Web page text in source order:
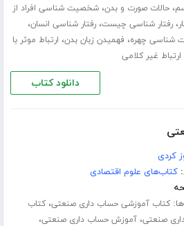
،حالات صورت و بدن،شخصیت شناسی افراد از
،رفتار شناسی چیست،رفتار شناسی انسان،
شناسی چهره، فهمیدن زبان بدن، ارتباط موثر با
ارتباط غیر کلامی
دانلود کتاب
کردی
کتاب‌های علوم اقتصادی
کتاب آموزشی حساب داری صنعتی،کتاب
صنعتی،آموزش حساب داری صنعتی،